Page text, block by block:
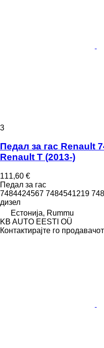
3
Педал за гас Renault
Renault T (2013-)
111,60 €
Педал за гас
7484424567 7484541219
дизел
Естонија, Rummu
KB AUTO EESTI OÜ
Контактирајте го продавачот